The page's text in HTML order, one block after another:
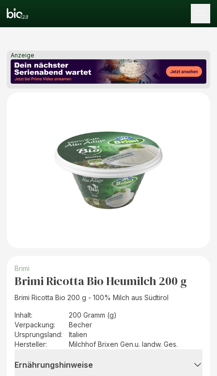
Anzeige
Brimi
Brimi Ricotta Bio Heumilch 200 g
Brimi Ricotta Bio 200 g - 100% Milch aus Südtirol
Inhalt:
200 Gramm (g)
Verpackung:
Becher
Ursprungsland:
Italien
Hersteller: Milchhof Brixen Gen.u. landw. Ges.
Ernährungshinweise